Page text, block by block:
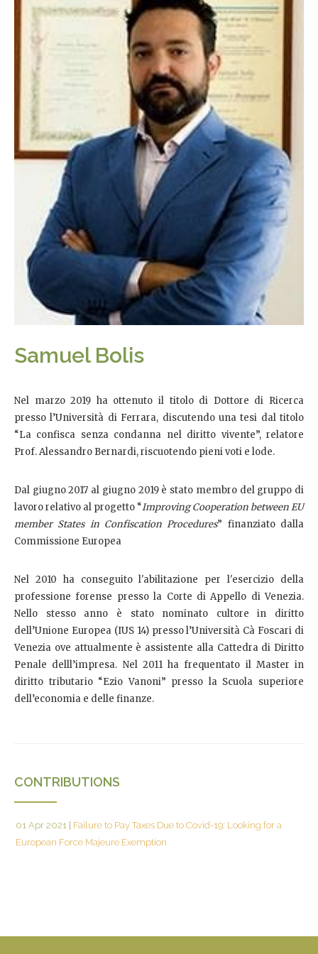
Samuel Bolis
Nel marzo 2019 ha ottenuto il titolo di Dottore di Ricerca
presso l’Università di Ferrara, discutendo una tesi dal titolo
“La confisca senza condanna nel diritto vivente”, relatore
Prof. Alessandro Bernardi, riscuotendo pieni voti e lode.
Dal giugno 2017 al giugno 2019 è stato membro del gruppo di
lavoro relativo al progetto “Improving Cooperation between EU
member States in Confiscation Procedures” finanziato dalla
Commissione Europea
Nel 2010 ha conseguito l'abilitazione per l'esercizio della
professione forense presso la Corte di Appello di Venezia.
Nello stesso anno è stato nominato cultore in diritto
dell’Unione Europea (IUS 14) presso l’Università Cà Foscari di
Venezia ove attualmente è assistente alla Cattedra di Diritto
Penale delll’impresa. Nel 2011 ha frequentato il Master in
diritto tributario “Ezio Vanoni” presso la Scuola superiore
dell’economia e delle finanze.
CONTRIBUTIONS
01 Apr 2021
Failure to Pay Taxes Due to Covid-19: Looking for a
European Force Majeure Exemption